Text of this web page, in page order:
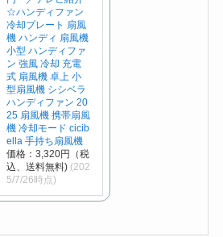
☆ハンディファン
冷却プレート 扇風
機 ハンディ 扇風機
小型 ハンディファ
ン 強風 冷却 充電
式 扇風機 卓上 小
型扇風機 シシベラ
ハンディファン 20
25 扇風機 携帯扇風
機 冷却モード cicib
ella 手持ち扇風機
価格：3,320円（税
込、送料無料) (202
5/7/26時点)